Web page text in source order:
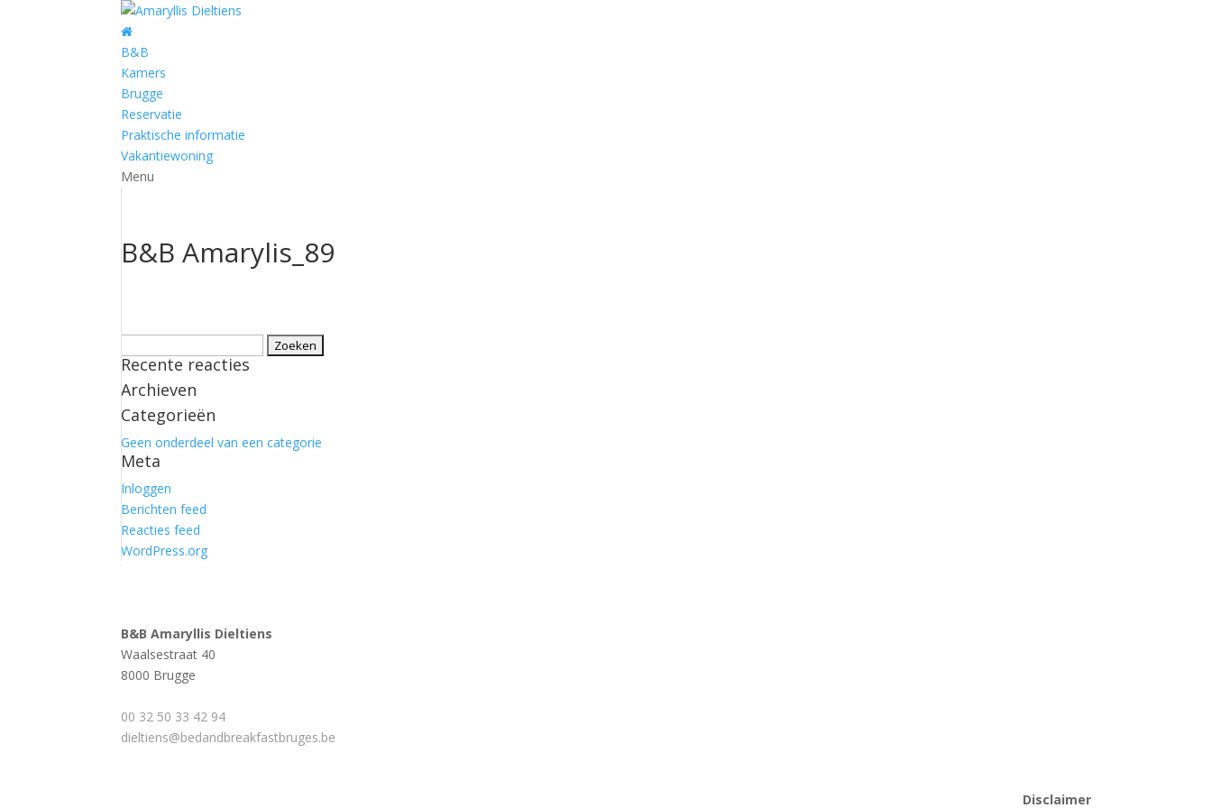
B&B
Kamers
Brugge
Reservatie
Praktische informatie
Vakantiewoning
Menu
B&B Amarylis_89
naar:
Recente reacties
Archieven
Categorieën
Geen onderdeel van een categorie
Meta
Inloggen
Berichten feed
Reacties feed
WordPress.org
B&B Amaryllis Dieltiens
Waalsestraat 40
8000 Brugge
00 32 50 33 42 94
dieltiens@bedandbreakfastbruges.be
Disclaimer